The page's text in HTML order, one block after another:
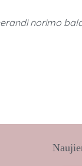
norimo